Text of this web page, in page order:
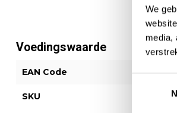
We
media,
Voedingswaarde
EAN Code
SKU